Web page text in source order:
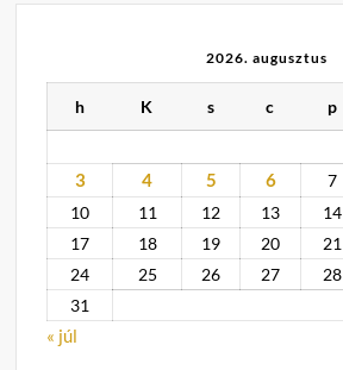
2026. augusztus
h K s c p
3
4 5 6 7
10
11 12 13 14
17
18 19 20 21
24
25 26 27 28
31
« júl